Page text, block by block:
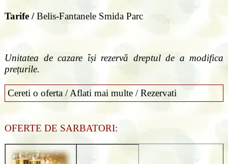
Tarife /Belis-Fantanele Smida Parc
Unitatea de cazare își rezervă dreptul de a modifica
prețurile.
Cereti o oferta / Aflati mai multe / Rezervati
OFERTE DE SARBATORI: